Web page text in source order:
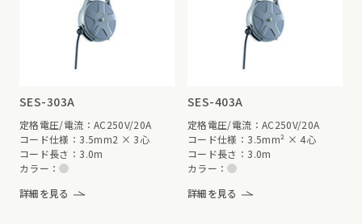
SES-303A
定格電圧/電流：AC250V/20A
コード仕様：3.5mm2 × 3心
コード長さ：3.0m
カラー：
詳細を見る
SES-403A
定格電圧/電流：AC250V/20A
コード仕様：3.5mm² × 4心
コード長さ：3.0m
カラー：
詳細を見る